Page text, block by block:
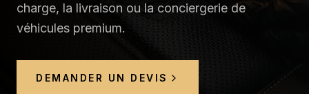
charge, la livraison ou la conciergerie de
véhicules premium.
DEMANDER UN DEVIS